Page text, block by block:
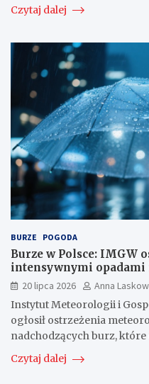
Czytaj dalej
BURZE POGODA
Burze w Polsce: IMGW
intensywnymi
20 lipca 2026
Anna
Instytut Meteorologii i
ogłosił ostrzeżenia
nadchodzących burz,
Czytaj dalej